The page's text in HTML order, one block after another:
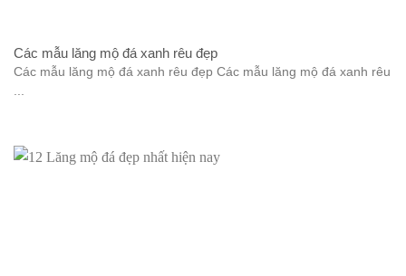
Các mẫu lăng mộ đá xanh rêu đẹp
Các mẫu lăng mộ đá xanh rêu đẹp Các mẫu lăng mộ đá xanh rêu
...